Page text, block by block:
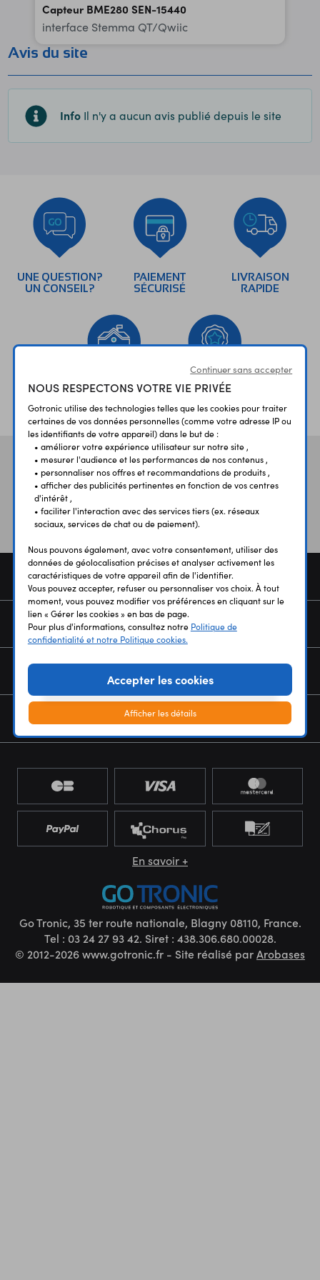
Capteur BME280 SEN-15440
interface Stemma QT/Qwiic
Avis du site
Info Il n'y a aucun avis publié depuis le site
UNE QUESTION?
UN CONSEIL?
PAIEMENT
SÉCURISÉ
LIVRAISON
RAPIDE
ÉTABLISSEMENTS
SCOLAIRES
PLUS 30 ANS
D’EXPERIENCE
Vos aviset témoignages
COMMANDE
SERVICES
NEWSLETTER
En savoir +
Go Tronic, 35 ter route nationale, Blagny 08110, France.
Tel : 03 24 27 93 42. Siret : 438.306.680.00028.
© 2012-2026 www.gotronic.fr - Site réalisé parArobases
Continuer sans accepter
NOUS RESPECTONS VOTRE VIE PRIVÉE
Gotronic utilise des technologies telles que les cookies pour traiter
certaines de vos données personnelles (comme votre adresse IP ou
les identifiants de votre appareil) dans le but de :
• améliorer votre expérience utilisateur sur notre site ,
• mesurer l'audience et les performances de nos contenus ,
• personnaliser nos offres et recommandations de produits ,
• afficher des publicités pertinentes en fonction de vos centres
d'intérêt ,
• faciliter l'interaction avec des services tiers (ex. réseaux
sociaux, services de chat ou de paiement).
Nous pouvons également, avec votre consentement, utiliser des
données de géolocalisation précises et analyser activement les
caractéristiques de votre appareil afin de l'identifier.
Vous pouvez accepter, refuser ou personnaliser vos choix. À tout
moment, vous pouvez modifier vos préférences en cliquant sur le
lien « Gérer les cookies » en bas de page.
Pour plus d'informations, consultez notre Politique de
confidentialité et notre Politique cookies.
Accepter les cookies
Afficher les détails